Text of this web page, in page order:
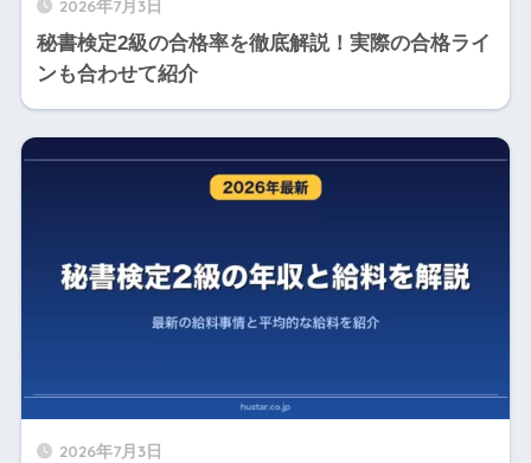
2026年7月3日
秘書検定2級の合格率を徹底解説！実際の合格ライ
ンも合わせて紹介
2026年7月3日